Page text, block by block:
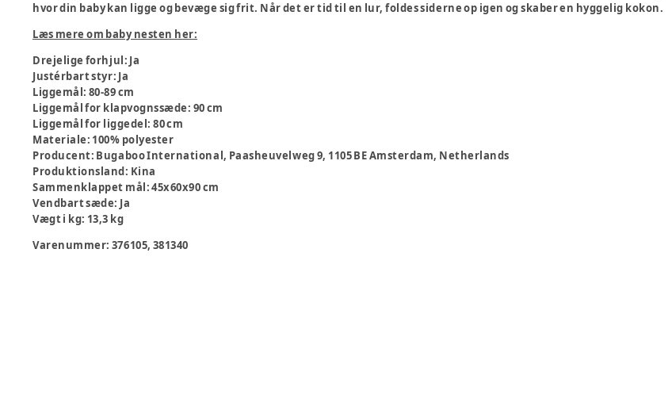
hvor din baby kan ligge og bevæge sig frit. Når det er tid til en lur, foldes siderne op igen og skaber en hyggelig kokon.
Læs mere om baby nesten her:
Drejelige forhjul: Ja
Justérbart styr: Ja
Liggemål: 80-89 cm
Liggemål for klapvognssæde: 90 cm
Liggemål for liggedel:80 cm
Materiale: 100% polyester
Producent: Bugaboo International, Paasheuvelweg 9, 1105 BE Amsterdam, Netherlands
Produktionsland: Kina
Sammenklappet mål:45x60x90 cm
Vendbart sæde: Ja
Vægt i kg: 13,3 kg
Varenummer: 376105, 381340